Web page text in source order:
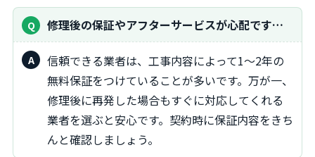
修理後の保証やアフターサービスが心配です…
信頼できる業者は、工事内容によって1〜2年の
無料保証をつけていることが多いです。万が一、
修理後に再発した場合もすぐに対応してくれる
業者を選ぶと安心です。契約時に保証内容をきち
んと確認しましょう。